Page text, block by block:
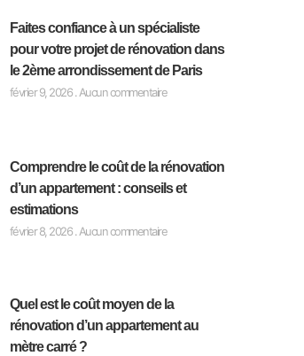
Faites confiance à un spécialiste
pour votre projet de rénovation dans
le 2ème arrondissement de Paris
février 9, 2026 Aucun commentaire
Comprendre le coût de la rénovation
d’un appartement : conseils et
estimations
février 8, 2026 Aucun commentaire
Quel est le coût moyen de la
rénovation d’un appartement au
mètre carré ?